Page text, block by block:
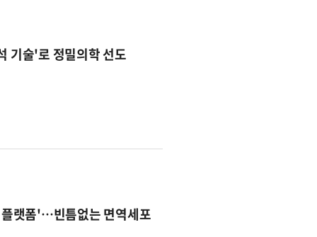
기술'로 정밀의학 선도
랫폼'…빈틈없는 면역세포